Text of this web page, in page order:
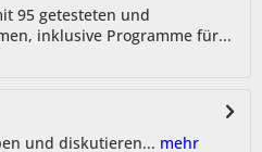
95 getesteten und
inklusive Programme für...
und diskutieren... mehr